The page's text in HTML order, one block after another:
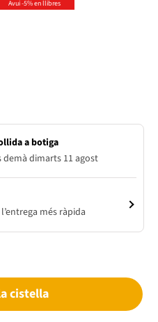
Avui -5% en llibres
a botiga
dimarts 11 agost
més ràpida
cistella